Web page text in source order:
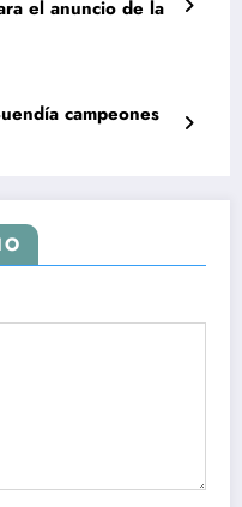
el anuncio de la
campeones